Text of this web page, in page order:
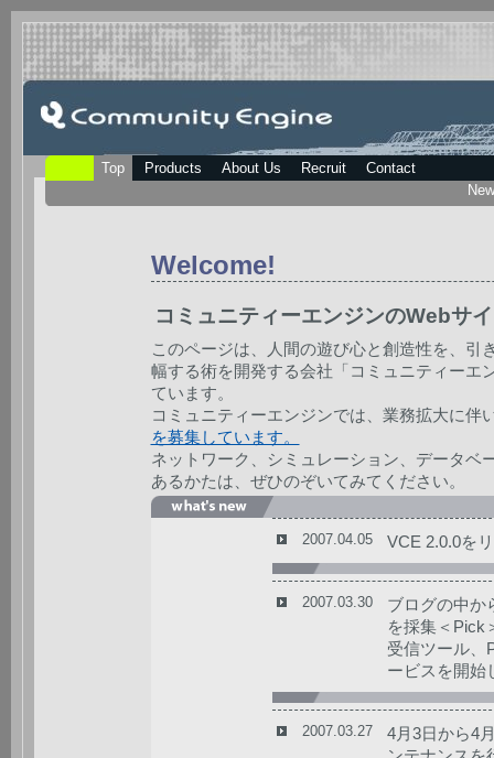
Top Products About Us Recruit
Contact
Welcome!
コミュニティーエンジンのWebサ
このページは、人間の遊び心と創造性を、引
幅する術を開発する会社「コミュニティーエ
ています。
コミュニティーエンジンでは、業務拡大に伴
を募集しています。
ネットワーク、シミュレーション、データベ
あるかたは、ぜひのぞいてみてください。
2007.04.05 VCE 2.0.0を
2007.03.30
ブログの中か
を採集＜Pick
受信ツール、
ービスを開始
2007.03.27
4月3日から4